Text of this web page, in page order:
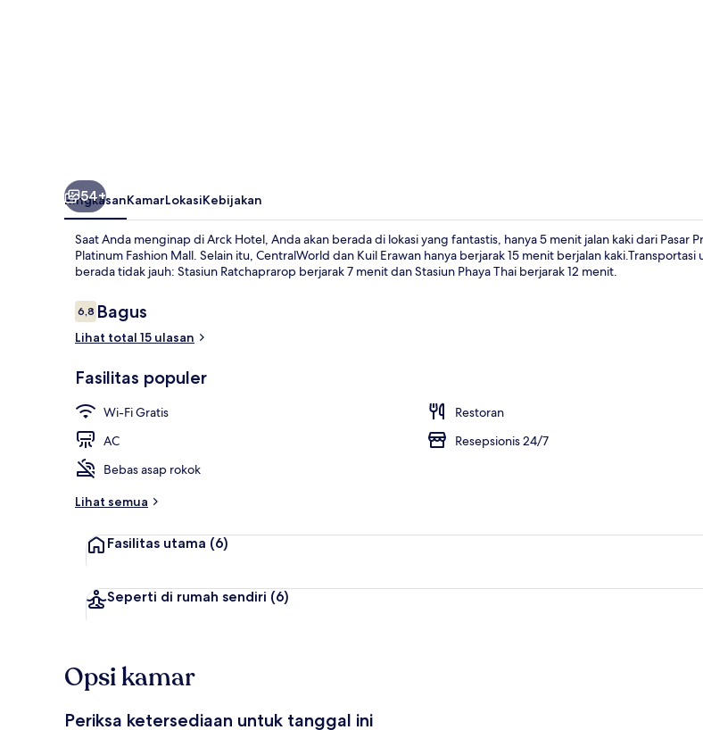
54+
RingkasanKamarLokasiKebijakan
Saat Anda menginap di Arck Hotel, Anda akan berada di lokasi yang fantastis, hanya 5 menit jalan kaki dari Pasar
Platinum Fashion Mall. Selain itu, CentralWorld dan Kuil Erawan hanya berjarak 15 menit berjalan kaki.Transportasi
berada tidak jauh: Stasiun Ratchaprarop berjarak 7 menit dan Stasiun Phaya Thai berjarak 12 menit.
Ulasan
6,86,8 dari 10
Bagus
Lihat total 15 ulasan
Fasilitas populer
Wi-Fi Gratis
Restoran
AC
Resepsionis 24/7
Bebas asap rokok
Lihat semua
Fasilitas utama (6)
Seperti di rumah sendiri (6)
Opsi kamar
Periksa ketersediaan untuk tanggal ini